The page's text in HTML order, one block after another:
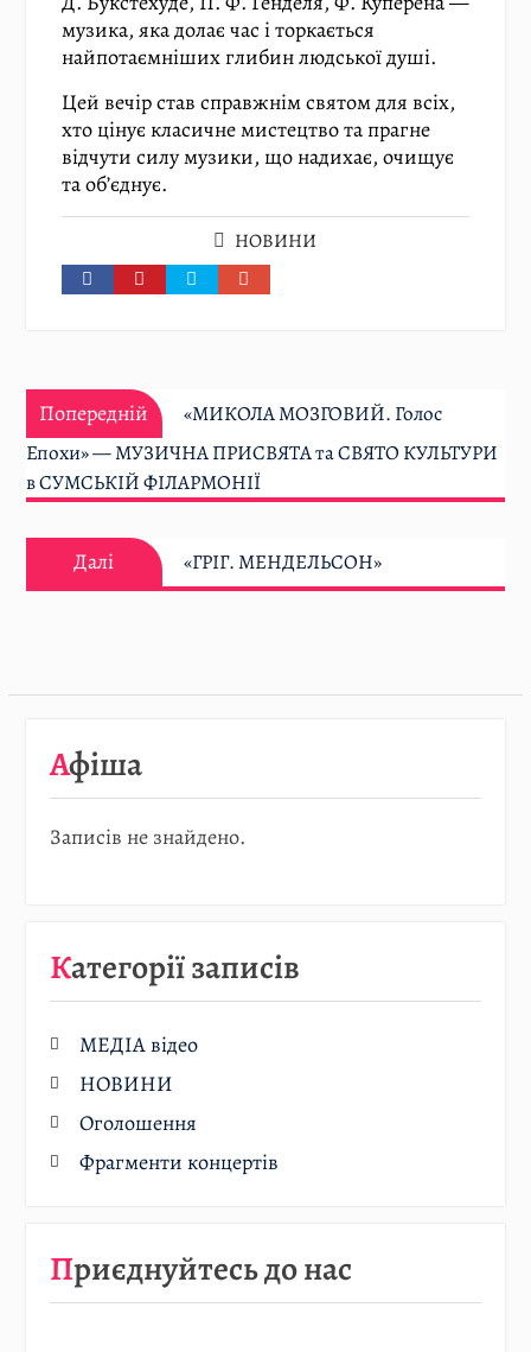
музика, яка долає час і торкається
найпотаємніших глибин людської душі.
Цей вечір став справжнім святом для всіх,
хто цінує класичне мистецтво та прагне
відчути силу музики, що надихає, очищує
та об’єднує.
НОВИНИ
Навігація
записів
Попередній
«МИКОЛА МОЗГОВИЙ. Голос
Епохи» — МУЗИЧНА ПРИСВЯТА та СВЯТО КУЛЬТУРИ
в СУМСЬКІЙ ФІЛАРМОНІЇ
Далі «ГРІГ. МЕНДЕЛЬСОН»
Афіша
Записів не знайдено.
Категорії записів
МЕДІА відео
НОВИНИ
Оголошення
Фрагменти концертів
Приєднуйтесь до нас